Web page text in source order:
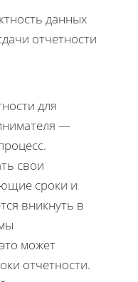
данных
отчетности
для
—
свои
сроки и
вникнуть в
может
отчетности.